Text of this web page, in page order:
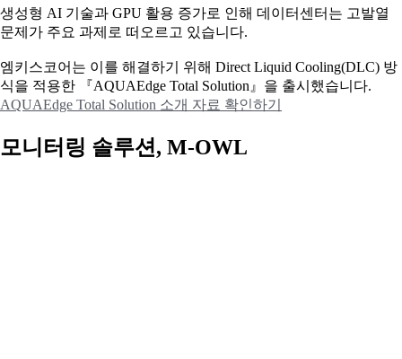
생성형 AI 기술과 GPU 활용 증가로 인해 데이터센터는 고발열
문제가 주요 과제로 떠오르고 있습니다.
엠키스코어는 이를 해결하기 위해 Direct Liquid Cooling(DLC) 방
식을 적용한 『AQUAEdge Total Solution』을 출시했습니다.
AQUAEdge Total Solution 소개 자료 확인하기
모니터링 솔루션, M-OWL